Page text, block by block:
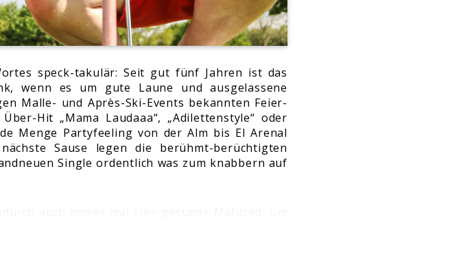
speck-takulär: Seit gut fünf Jahren ist das
wenn es um gute Laune und ausgelassene
Malle- und Après-Ski-Events bekannten Feier-
Hit „Mama Laudaaa“, „Adilettenstyle“ oder
Menge Partyfeeling von der Alm bis El Arenal
Sause legen die berühmt-berüchtigten
Single ordentlich was zum knabbern auf
Snacks verwöhnen.